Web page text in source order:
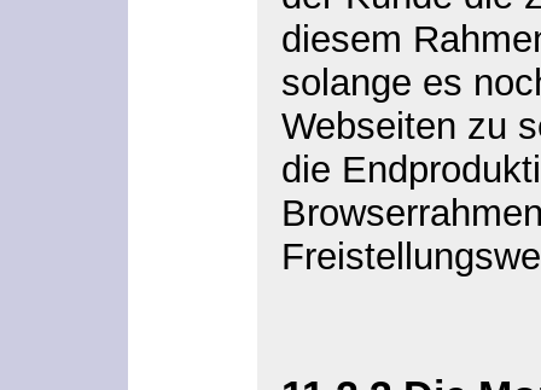
diesem
solange es
Webseiten zu
die